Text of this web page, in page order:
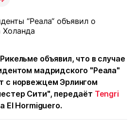
объявил, что в случае
мадридского "Реала"
с норвежцем Эрлингом
Сити", передаёт Tengri
El Hormiguero.